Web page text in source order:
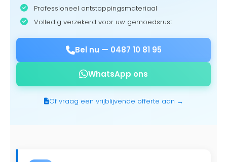
Professioneel ontstoppingsmateriaal
Volledig verzekerd voor uw gemoedsrust
Bel nu — 0487 10 81 95
WhatsApp ons
Of vraag een vrijblijvende offerte aan →